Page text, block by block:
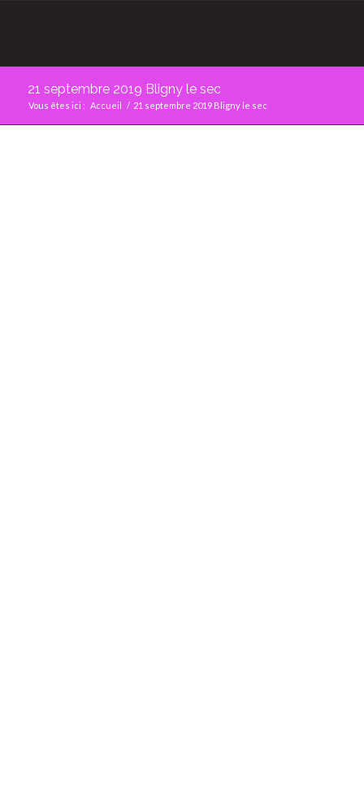
21 septembre 2019 Bligny le sec
Vous êtes ici : Accueil / 21 septembre 2019 Bligny le sec